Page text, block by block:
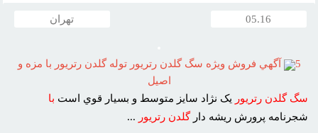
05.16 تهران
5
آگهي فروش ويژه سگ گلدن رتريور توله گلدن رتريور با مزه و
اصيل
سگ گلدن رتريور يک نژاد سايز متوسط و بسيار قوي است با
شجرنامه پرورش ريشه دارگلدن رتريور ...